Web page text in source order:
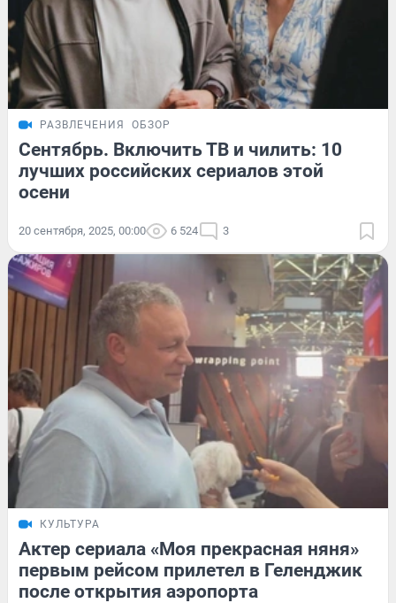
РАЗВЛЕЧЕНИЯ ОБЗОР
Сентябрь. Включить ТВ и чилить: 10
лучших российских сериалов этой
осени
20 сентября, 2025, 00:00 6 524 3
КУЛЬТУРА
Актер сериала «Моя прекрасная няня»
первым рейсом прилетел в Геленджик
после открытия аэропорта